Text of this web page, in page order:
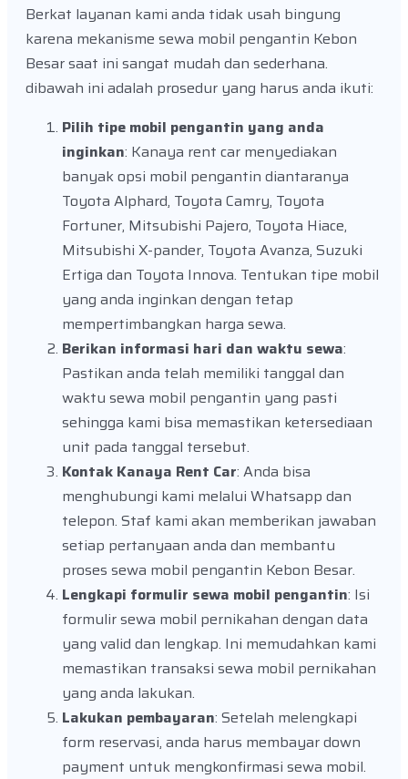
Berkat layanan kami anda tidak usah bingung
karena mekanisme sewa mobil pengantin Kebon
Besar saat ini sangat mudah dan sederhana.
dibawah ini adalah prosedur yang harus anda ikuti:
Pilih tipe mobil pengantin yang anda
inginkan: Kanaya rent car menyediakan
banyak opsi mobil pengantin diantaranya
Toyota Alphard, Toyota Camry, Toyota
Fortuner, Mitsubishi Pajero, Toyota Hiace,
Mitsubishi X-pander, Toyota Avanza, Suzuki
Ertiga dan Toyota Innova. Tentukan tipe mobil
yang anda inginkan dengan tetap
mempertimbangkan harga sewa.
Berikan informasi hari dan waktu sewa:
Pastikan anda telah memiliki tanggal dan
waktu sewa mobil pengantin yang pasti
sehingga kami bisa memastikan ketersediaan
unit pada tanggal tersebut.
Kontak Kanaya Rent Car: Anda bisa
menghubungi kami melalui Whatsapp dan
telepon. Staf kami akan memberikan jawaban
setiap pertanyaan anda dan membantu
proses sewa mobil pengantin Kebon Besar.
Lengkapi formulir sewa mobil pengantin: Isi
formulir sewa mobil pernikahan dengan data
yang valid dan lengkap. Ini memudahkan kami
memastikan transaksi sewa mobil pernikahan
yang anda lakukan.
Lakukan pembayaran: Setelah melengkapi
form reservasi, anda harus membayar down
payment untuk mengkonfirmasi sewa mobil.